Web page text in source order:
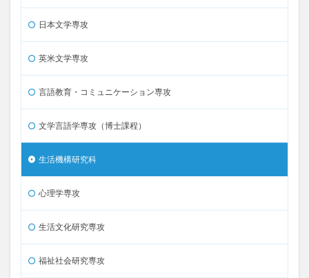
日本文学専攻
英米文学専攻
言語教育・コミュニケーション専攻
文学言語学専攻（博士課程）
生活機構研究科
心理学専攻
生活文化研究専攻
福祉社会研究専攻